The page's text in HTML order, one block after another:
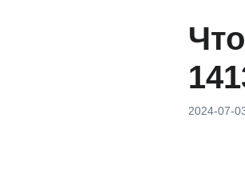
2024-07-